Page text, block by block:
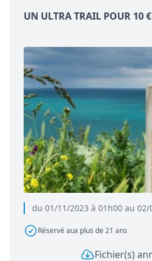
du 01/11/2023 à 01h00 au
Réservé aux plus de 21 ans
UN ULTRA TRAIL POUR 10
Fichier(s)